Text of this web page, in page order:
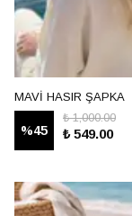
MAVİ HASIR ŞAPKA
%45
₺ 1,000.00
₺ 549.00